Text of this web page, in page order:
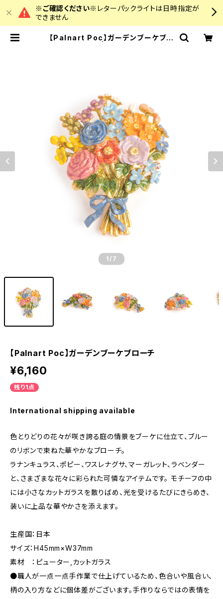
※ご確認ください※ レターパックライトは日時指定が
できません
【Palnart Poc】ガーデンブーケブロ
1 /7
【Palnart Poc】ガーデンブーケブローチ
¥6,160
残り1点
International shipping available
色とりどりの花々が咲き誇る庭の情景をブーケに仕立て、ブルー
のリボンで束ねた華やかなブローチ。
ラナンキュラス、ポピー、ワスレナグサ、マーガレット、ラベンダー
と、さまざまな花々に彩られた可憐なアイテムです。 モチーフの中
には小さなカットガラスを散りばめ、光を受けるたびにきらめき、
装いに上品な華やかさを添えます。
生産国：日本
サイズ：H45mm×W37mm
素材 ：ピューター,カットガラス
●職人が一点一点手作業で仕上げているため、色合いや風合い、
柄の入り方などに個体差がございます。手作りならではの表情を